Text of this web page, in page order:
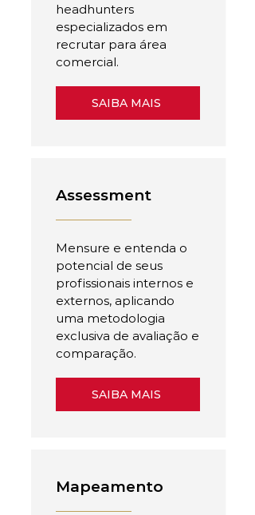
headhunters
especializados em
recrutar para área
comercial.
SAIBA MAIS
Assessment
Mensure e entenda o
potencial de seus
profissionais internos e
externos, aplicando
uma metodologia
exclusiva de avaliação e
comparação.
SAIBA MAIS
Mapeamento